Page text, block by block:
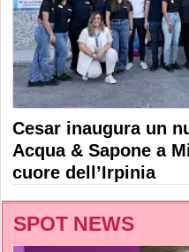
Cesar inaugura un
Acqua & Sapone a
cuore dell’Irpinia
SPOT NEWS